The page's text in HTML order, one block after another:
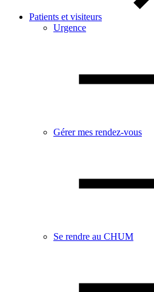
Patients et visiteurs
Urgence
Gérer mes rendez-vous
Se rendre au CHUM